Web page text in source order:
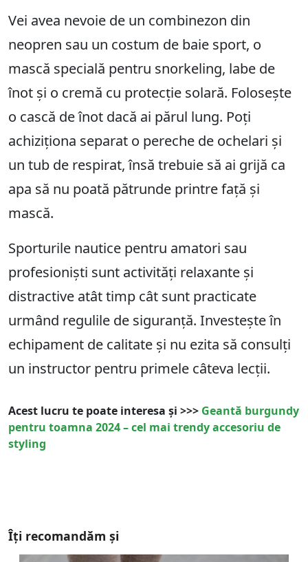
Vei avea nevoie de un combinezon din
neopren sau un costum de baie sport, o
mască specială pentru snorkeling, labe de
înot și o cremă cu protecție solară. Folosește
o cască de înot dacă ai părul lung. Poți
achiziționa separat o pereche de ochelari și
un tub de respirat, însă trebuie să ai grijă ca
apa să nu poată pătrunde printre față și
mască.
Sporturile nautice pentru amatori sau
profesioniști sunt activități relaxante și
distractive atât timp cât sunt practicate
urmând regulile de siguranță. Investește în
echipament de calitate și nu ezita să consulți
un instructor pentru primele câteva lecții.
Acest lucru te poate interesa și >>> Geantă burgundy
pentru toamna 2024 – cel mai trendy accesoriu de
styling
Îți recomandăm și